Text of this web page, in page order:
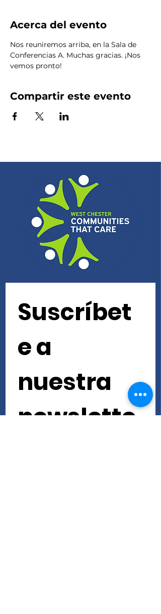
Acerca del evento
Nos reuniremos arriba, en la Sala de
Conferencias A. Muchas gracias. ¡Nos
vemos pronto!
Compartir este evento
Suscríbet
e a
nuestra
newslette